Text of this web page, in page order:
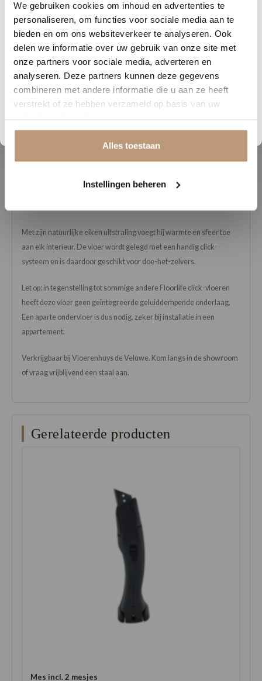
DAGEN UREN MINUTEN SECONDEN
Nu tijdelijk 10% korting op
jouw vloer
Vraag snel een offerte aan en bespaar direct.
Bekijk plak PVC vloeren
We gebruiken cookies om inhoud en advertenties te
personaliseren, om functies voor sociale media aan te
bieden en om ons websiteverkeer te analyseren. Ook
delen we informatie over uw gebruik van onze site met
onze partners voor sociale media, adverteren en
analyseren. Deze partners kunnen deze gegevens
combineren met andere informatie die u aan ze heeft
verstrekt of ze hebben verzameld op basis van uw
Alles toestaan
Instellingen beheren
Sophie uit Arnhem -
★★★★★
Snelle levering, mooie vloer en goed advies!
Bekijk alle reviews op Google →
Beschrijving
De YUP Merton Herringbone Click biedt het karakter van een houten
vloer is slijtvast, waterbestendig en eenvoudig schoon te houden,
Met zijn natuurlijke eiken uitstraling voegt hij warmte en sfeer toe
aan elk interieur. De vloer wordt gelegd met een handig click-
systeem en is daardoor geschikt voor doe-het-zelvers.
Let op: in tegenstelling tot sommige andere Floorlife click-vloeren
heeft deze vloer geen geïntegreerde geluiddempende onderlaag.
Een aparte ondervloer is dus nodig, zeker bij installatie in een
appartement.
Verkrijgbaar bij Vloerenhuys de Veluwe. Kom langs in de showroom
of vraag vrijblijvend een staal aan.
Gerelateerde producten
Mes incl. 2 mesjes